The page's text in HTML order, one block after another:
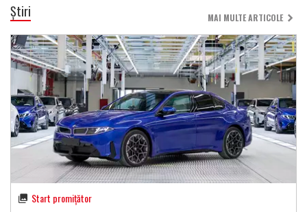
Știri MAI MULTE ARTICOLE
Start promițător